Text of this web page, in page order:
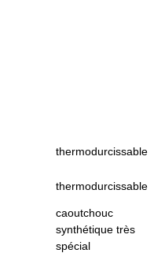
thermodurcissable
thermodurcissable
caoutchouc
synthétique très
spécial